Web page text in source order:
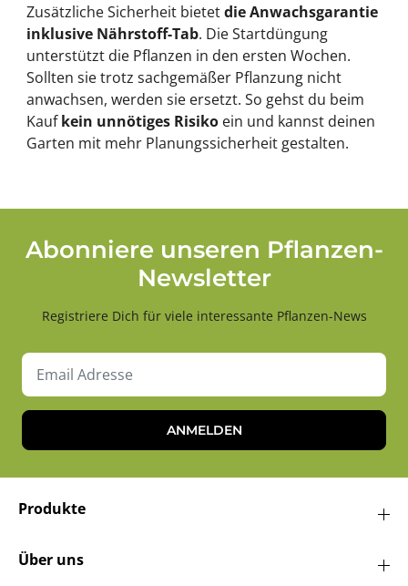
Zusätzliche Sicherheit bietetdie Anwachsgarantie
inklusive Nährstoff-Tab. Die Startdüngung
unterstützt die Pflanzen in den ersten Wochen.
Sollten sie trotz sachgemäßer Pflanzung nicht
anwachsen, werden sie ersetzt. So gehst du beim
Kaufkein unnötiges Risiko ein und kannst deinen
Garten mit mehr Planungssicherheit gestalten.
Abonniere unseren Pflanzen-
Newsletter
Registriere Dich für viele interessante Pflanzen-News
ANMELDEN
Produkte
Über uns